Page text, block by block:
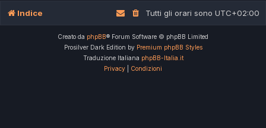
Indice Tutti gli orari sono UTC+02:00
Creato da phpBB® Forum Software © phpBB Limited
Prosilver Dark Edition by Premium phpBB Styles
Traduzione Italiana phpBB-Italia.it
Privacy
Condizioni